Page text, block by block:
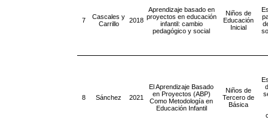
7
Cascales y
Carrillo
2018
Aprendizaje basado en
proyectos en educación
infantil: cambio
pedagógico y social
Niños de
Educación
Inicial
8 Sánchez 2021
El Aprendizaje Basado
en Proyectos (ABP)
Como Metodología en
Educación Infantil
Niños de
Tercero de
Básica